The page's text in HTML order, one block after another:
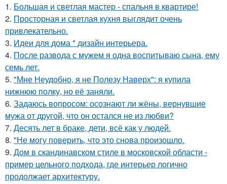
1. Большая и светлая мастер - спальня в квартире!
2. Просторная и светлая кухня выглядит очень
привлекательно.
3. Идеи для дома * дизайн интерьера.
4. После развода с мужем я одна воспитываю сына, ему
семь лет.
5. "Мне Неудобно, я не Полезу Наверх": я купила
нижнюю полку, но её заняли.
6. Задаюсь вопросом: осознают ли жёны, вернувшие
мужа от другой, что он остался не из любви?
7. Десять лет в браке, дети, всё как у людей.
8. "Не могу поверить, что это снова произошло.
9. Дом в скандинавском стиле в московской области -
пример цельного подхода, где интерьер логично
продолжает архитектуру.